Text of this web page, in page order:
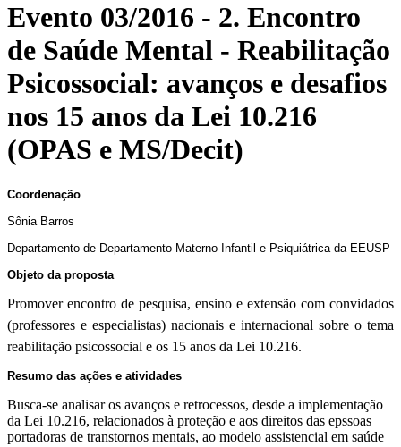
Evento 03/2016 - 2. Encontro
de Saúde Mental - Reabilitação
Psicossocial: avanços e desafios
nos 15 anos da Lei 10.216
(OPAS e MS/Decit)
Coordenação
Sônia Barros
Departamento de Departamento Materno-Infantil e Psiquiátrica da EEUSP
Objeto da proposta
Promover encontro de pesquisa, ensino e extensão com convidados
(professores e especialistas) nacionais e internacional sobre o tema
reabilitação psicossocial e os 15 anos da Lei 10.216.
Resumo das ações e atividades
Busca-se analisar os avanços e retrocessos, desde a implementação
da Lei 10.216, relacionados à proteção e aos direitos das epssoas
portadoras de transtornos mentais, ao modelo assistencial em saúde